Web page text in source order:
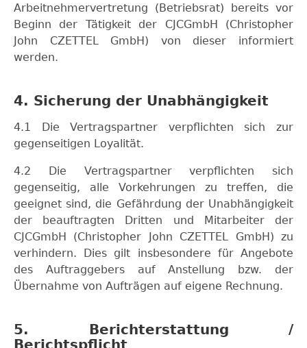
Arbeitnehmervertretung (Betriebsrat) bereits vor
Beginn der Tätigkeit der CJCGmbH (Christopher
John CZETTEL GmbH) von dieser informiert
werden.
4. Sicherung der Unabhängigkeit
4.1 Die Vertragspartner verpflichten sich zur
gegenseitigen Loyalität.
4.2 Die Vertragspartner verpflichten sich
gegenseitig, alle Vorkehrungen zu treffen, die
geeignet sind, die Gefährdung der Unabhängigkeit
der beauftragten Dritten und Mitarbeiter der
CJCGmbH (Christopher John CZETTEL GmbH) zu
verhindern. Dies gilt insbesondere für Angebote
des Auftraggebers auf Anstellung bzw. der
Übernahme von Aufträgen auf eigene Rechnung.
5. Berichterstattung /
Berichtspflicht